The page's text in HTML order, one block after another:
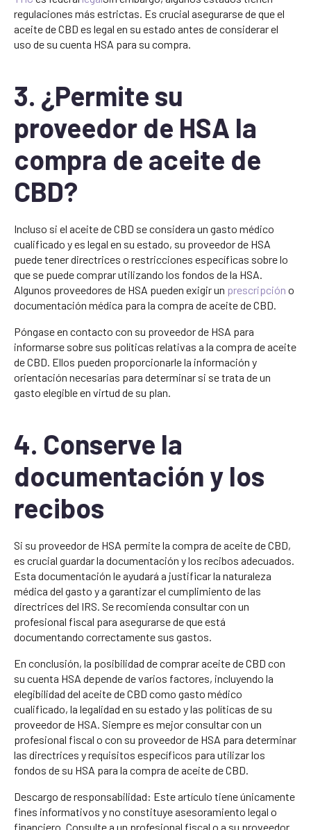
regulaciones más estrictas. Es crucial asegurarse de que el
aceite de CBD es legal en su estado antes de considerar el
uso de su cuenta HSA para su compra.
3. ¿Permite su
proveedor de HSA la
compra de aceite de
CBD?
Incluso si el aceite de CBD se considera un gasto médico
cualificado y es legal en su estado, su proveedor de HSA
puede tener directrices o restricciones específicas sobre lo
que se puede comprar utilizando los fondos de la HSA.
Algunos proveedores de HSA pueden exigir un prescripción o
documentación médica para la compra de aceite de CBD.
Póngase en contacto con su proveedor de HSA para
informarse sobre sus políticas relativas a la compra de aceite
de CBD. Ellos pueden proporcionarle la información y
orientación necesarias para determinar si se trata de un
gasto elegible en virtud de su plan.
4. Conserve la
documentación y los
recibos
Si su proveedor de HSA permite la compra de aceite de CBD,
es crucial guardar la documentación y los recibos adecuados.
Esta documentación le ayudará a justificar la naturaleza
médica del gasto y a garantizar el cumplimiento de las
directrices del IRS. Se recomienda consultar con un
profesional fiscal para asegurarse de que está
documentando correctamente sus gastos.
En conclusión, la posibilidad de comprar aceite de CBD con
su cuenta HSA depende de varios factores, incluyendo la
elegibilidad del aceite de CBD como gasto médico
cualificado, la legalidad en su estado y las políticas de su
proveedor de HSA. Siempre es mejor consultar con un
profesional fiscal o con su proveedor de HSA para determinar
las directrices y requisitos específicos para utilizar los
fondos de su HSA para la compra de aceite de CBD.
Descargo de responsabilidad: Este artículo tiene únicamente
fines informativos y no constituye asesoramiento legal o
financiero. Consulte a un profesional fiscal o a su proveedor